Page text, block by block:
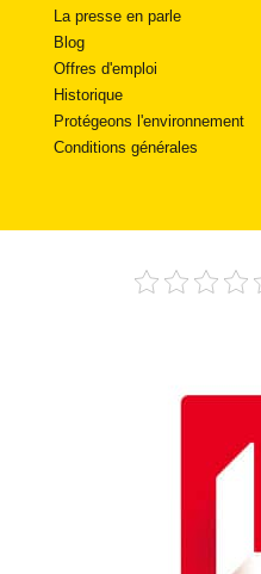
La presse en parle
Blog
Offres d'emploi
Historique
Protégeons l'environnement
Conditions générales